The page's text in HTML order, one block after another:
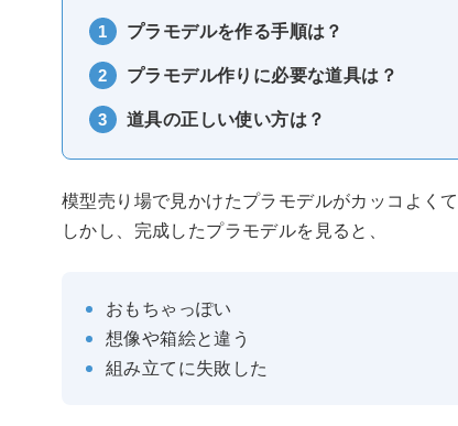
プラモデルを作る手順は？
プラモデル作りに必要な道具は？
道具の正しい使い方は？
模型売り場で見かけたプラモデルがカッコよく
しかし、完成したプラモデルを見ると、
おもちゃっぽい
想像や箱絵と違う
組み立てに失敗した